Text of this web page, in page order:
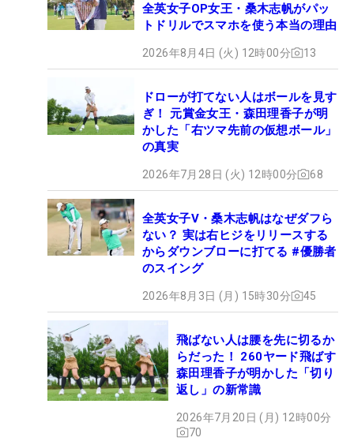
全英女子OP女王・桑木志帆がパッ
トドリルでスマホを使う本当の理由
2026年8月4日 (火) 12時00分 13
ドローが打てない人はボールを見す
ぎ！ 元賞金女王・森田理香子が明
かした「右ツマ先前の仮想ボール」
の真実
2026年7月28日 (火) 12時00分 68
全英女子V・桑木志帆はなぜダフら
ない？ 実は右ヒジをリリースする
からダウンブローに打てる #優勝者
のスイング
2026年8月3日 (月) 15時30分 45
飛ばない人は腰を先に切るか
らだった！ 260ヤード飛ばす
森田理香子が明かした「切り
返し」の新常識
2026年7月20日 (月) 12時00分
70